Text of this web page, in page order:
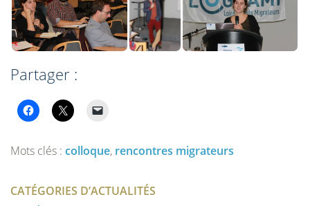
Partager :
Mots clés : colloque, rencontres migrateurs
CATÉGORIES D’ACTUALITÉS